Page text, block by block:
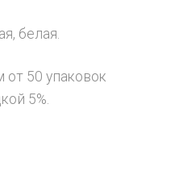
белая.
50 упаковок
5%.